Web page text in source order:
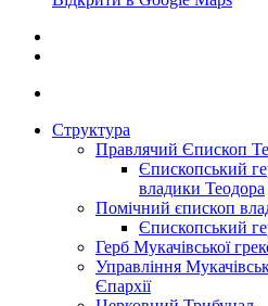
Структура
Правлячий Єпископ
Єпископський
владики Теодора
Помічний єпископ
Єпископський
Герб Мукачівської
Управління
Єпархії